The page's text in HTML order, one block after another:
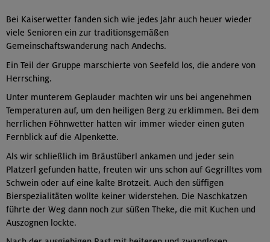
Bei Kaiserwetter fanden sich wie jedes Jahr auch heuer wieder
viele Senioren ein zur traditionsgemäßen
Gemeinschaftswanderung nach Andechs.
Ein Teil der Gruppe marschierte von Seefeld los, die andere von
Herrsching.
Unter munterem Geplauder machten wir uns bei angenehmen
Temperaturen auf, um den heiligen Berg zu erklimmen. Bei dem
herrlichen Föhnwetter hatten wir immer wieder einen guten
Fernblick auf die Alpenkette.
Als wir schließlich im Bräustüberl ankamen und jeder sein
Platzerl gefunden hatte, freuten wir uns schon auf Gegrilltes vom
Schwein oder auf eine kalte Brotzeit. Auch den süffigen
Bierspezialitäten wollte keiner widerstehen. Die Naschkatzen
führte der Weg dann noch zur süßen Theke, die mit Kuchen und
Auszognen lockte.